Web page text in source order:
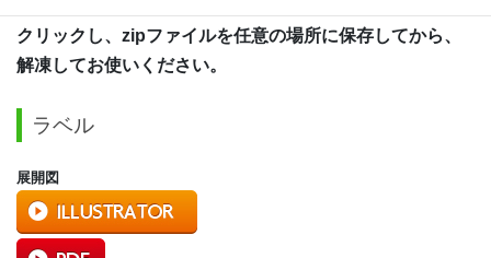
クリックし、zipファイルを任意の場所に保存してから、
解凍してお使いください。
ラベル
展開図